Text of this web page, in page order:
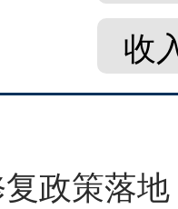
收
政策落地